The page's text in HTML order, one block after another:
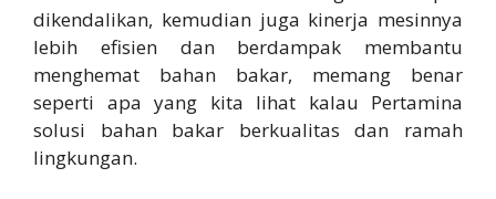
dikendalikan, kemudian juga kinerja mesinnya
lebih efisien dan berdampak membantu
menghemat bahan bakar, memang benar
seperti apa yang kita lihat kalau Pertamina
solusi bahan bakar berkualitas dan ramah
lingkungan.